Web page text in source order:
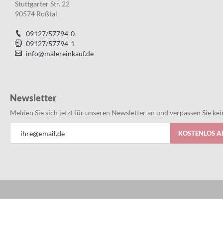
Stuttgarter Str. 22
90574 Roßtal
09127/57794-0
09127/57794-1
info@malereinkauf.de
Newsletter
Melden Sie sich jetzt für unseren Newsletter an und verpassen Sie
zum
KOSTENLOS